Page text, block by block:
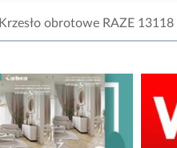
Krzesło obrotowe RAZE